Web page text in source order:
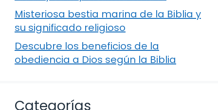
Misteriosa bestia marina de la Biblia y
su significado religioso
Descubre los beneficios de la
obediencia a Dios según la Biblia
Categorías